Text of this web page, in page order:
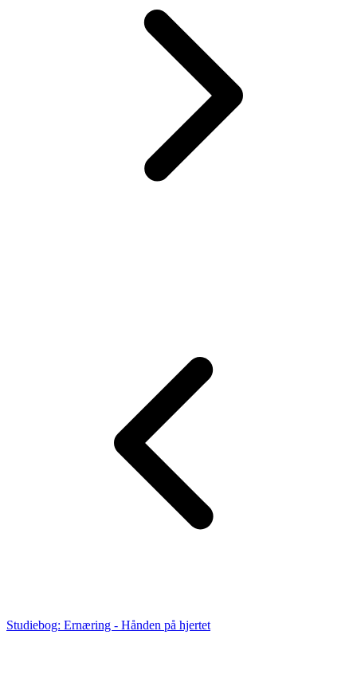
Studiebog: Ernæring - Hånden på hjertet